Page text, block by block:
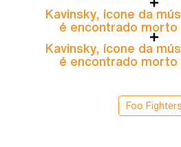
Kavinsky, ícone da
é encontrado morto
Kavinsky, ícone da
é encontrado morto
Foo Fighters